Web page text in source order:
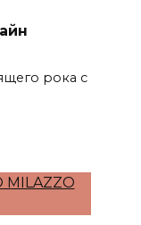
рока с